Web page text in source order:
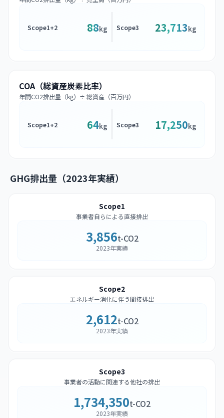
Scope1+2 88kg Scope3 23,713kg
COA（総資産炭素比率）
年間CO2排出量（kg）÷ 総資産（百万円）
Scope1+2 64kg Scope3 17,250kg
GHG排出量（2023年実績）
Scope1
事業者自らによる直接排出
3,856t-CO2
2023年実績
Scope2
エネルギー消化に伴う間接排出
2,612t-CO2
2023年実績
Scope3
事業者の活動に関連する他社の排出
1,734,350t-CO2
2023年実績